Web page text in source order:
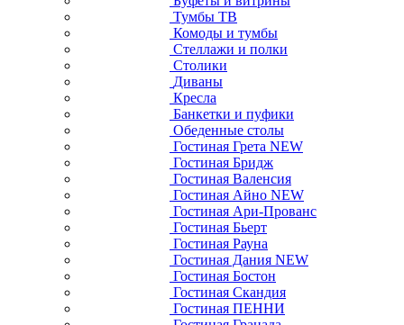
Тумбы ТВ
Комоды и тумбы
Стеллажи и полки
Столики
Диваны
Кресла
Банкетки и пуфики
Обеденные столы
Гостиная Грета NEW
Гостиная Бридж
Гостиная Валенсия
Гостиная Айно NEW
Гостиная Ари-Прованс
Гостиная Бьерт
Гостиная Рауна
Гостиная Дания NEW
Гостиная Бостон
Гостиная Скандия
Гостиная ПЕННИ